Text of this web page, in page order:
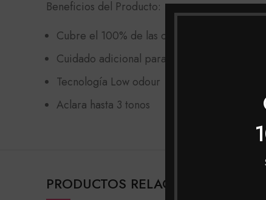
Beneficios del Producto:
Cubre el 100% de las canas con unos tonos
Cuidado adicional para cabello maduro:
Tecnología Low odour
Aclara hasta 3 tonos
PRODUCTOS RELACIONADOS